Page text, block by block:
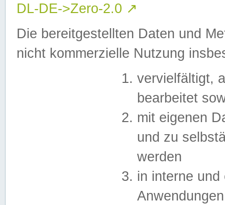
DL-DE->Zero-2.0 ↗
Die bereitgestellten Daten und
nicht kommerzielle Nutzung
vervielfältigt,
bearbeitet
mit eigenen
und zu
werden
in interne